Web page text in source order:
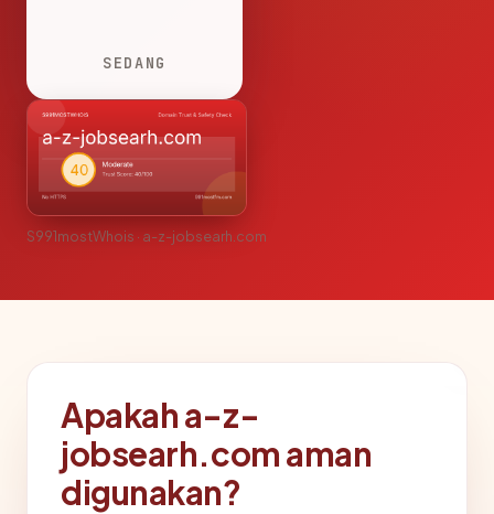
SEDANG
S991mostWhois · a-z-jobsearh.com
Apakah a-z-
jobsearh.com aman
digunakan?